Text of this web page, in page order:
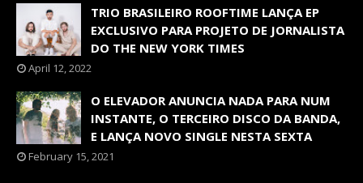
TRIO BRASILEIRO ROOFTIME LANÇA EP
EXCLUSIVO PARA PROJETO DE JORNALISTA
DO THE NEW YORK TIMES
April 12, 2022
O ELEVADOR ANUNCIA NADA PARA NUM
INSTANTE, O TERCEIRO DISCO DA BANDA,
E LANÇA NOVO SINGLE NESTA SEXTA
February 15, 2021